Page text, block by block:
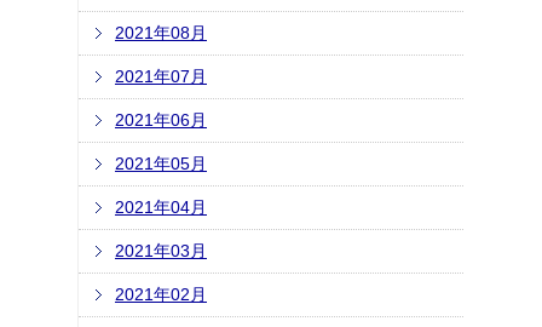
2021年08月
2021年07月
2021年06月
2021年05月
2021年04月
2021年03月
2021年02月